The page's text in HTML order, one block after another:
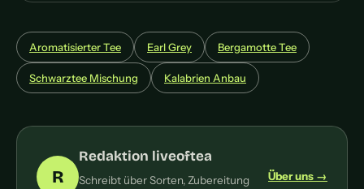
Aromatisierter Tee Earl Grey Bergamotte Tee
Schwarztee Mischung Kalabrien Anbau
R
Redaktion liveoftea
Schreibt über Sorten, Zubereitung
Über uns →